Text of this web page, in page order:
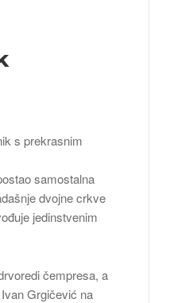
s prekrasnim
samostalna
dvojne crkve
jedinstvenim
čempresa, a
Grgičević na